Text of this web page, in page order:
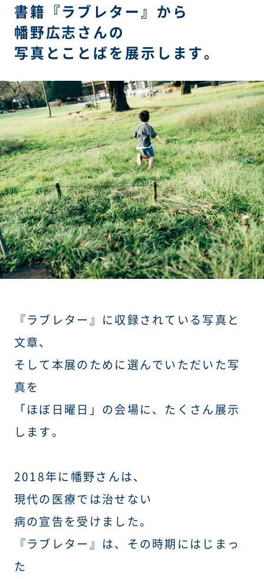
書籍『ラブレター』から
幡野広志さんの
写真とことばを展示します。
『ラブレター』に収録されている写真と
文章、
そして本展のために選んでいただいた写
真を
「ほぼ日曜日」の会場に、たくさん展示
します。
2018年に幡野さんは、
現代の医療では治せない
病の宣告を受けました。
『ラブレター』は、その時期にはじまっ
た